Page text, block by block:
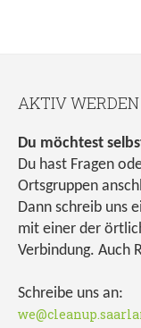
AKTIV WERDEN
Du möchtest
Du hast Fragen
Ortsgruppen
Dann schreib uns
mit einer der
Verbindung. Auch
Schreibe uns an: